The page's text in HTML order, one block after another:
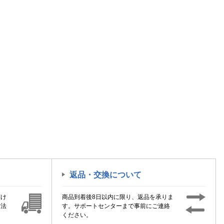
返品・交換について
商品到着後8日以内に限り、返品を承りま
す。サポートセンターまで事前にご連絡
ください。